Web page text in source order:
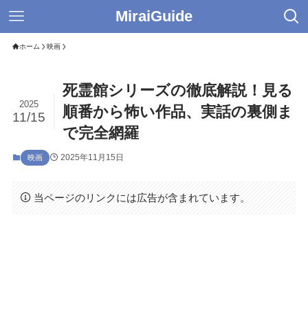
MiraiGuide
ホーム 映画
死霊館シリーズの徹底解説！見る
順番から怖い作品、実話の裏側ま
で完全網羅
2025
11/15
映画 2025年11月15日
当ページのリンクには広告が含まれています。